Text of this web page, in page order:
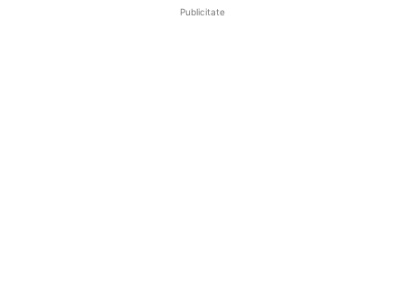
Publicitate